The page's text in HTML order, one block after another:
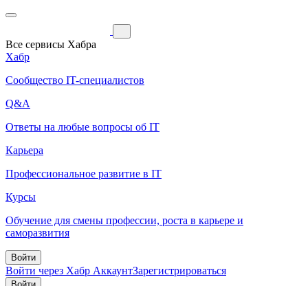
Все сервисы Хабра
Хабр
Сообщество IT-специалистов
Q&A
Ответы на любые вопросы об IT
Карьера
Профессиональное развитие в IT
Курсы
Обучение для смены профессии, роста в карьере и
саморазвития
Войти
Войти через Хабр АккаунтЗарегистрироваться